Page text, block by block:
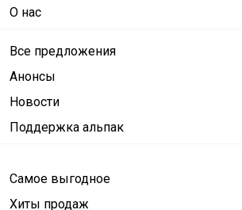
О нас
Все предложения
Анонсы
Новости
Поддержка альпак
Самое выгодное
Хиты продаж